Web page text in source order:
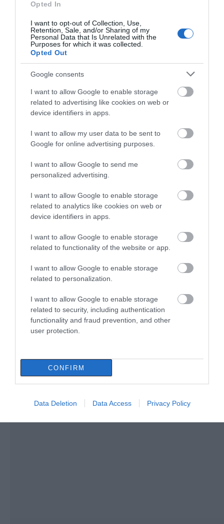
Opted In
I want to opt-out of Collection, Use,
Retention, Sale, and/or Sharing of my
Personal Data that Is Unrelated with the
Purposes for which it was collected.
Opted Out
Google consents
I want to allow Google to enable storage
related to advertising like cookies on web or
device identifiers in apps.
I want to allow my user data to be sent to
Google for online advertising purposes.
I want to allow Google to send me
personalized advertising.
I want to allow Google to enable storage
related to analytics like cookies on web or
device identifiers in apps.
I want to allow Google to enable storage
related to functionality of the website or app.
I want to allow Google to enable storage
related to personalization.
I want to allow Google to enable storage
related to security, including authentication
functionality and fraud prevention, and other
user protection.
CONFIRM
Data Deletion Data Access Privacy Policy
Η Λίμνη Ευβοίας γίνεται σημείο
συνάντησης των γεύσεων της
Στερεάς Ελλάδας
10.08.2026 | 11:00
Χαλκίδα: Γιατί φωτίστηκε στα
παραλία
10.08.2026 | 10:40
Ωρεούς Ευβοίας
10.08.2026 | 10:20
Ελεγκτές της ΑΑΔΕ κατέσχεσαν
ψυκτικού υγρού φρέον (εικόνες)
Μεγάλο βήμα για την υγεία στη
Βόρεια Εύβοια
σήμερα, Δευτέρα 10 Αυγούστου
10.08.2026 | 09:20
Αυγούστου
10.08.2026 | 09:00
Πένθος στην Εύβοια:
Γυναίκα έχασε τη ζωή
Πού θα γίνει το
στην Εύβοια με τη
Κόκκινος συναγερμός
για φωτιά σήμερα στην
Αυτά τα σχολεία
γίνονται – Δείτε
εικόνες
Αύγουστος στην
Εύβοια: Τι θα γίνει
αύριο στα σοκάκια
αυτού χωριού
Η Λίμνη Ευβοίας
γίνεται σημείο
συνάντησης των